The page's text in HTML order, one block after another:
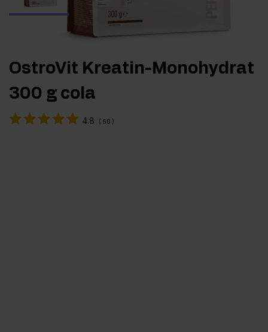
OstroVit Kreatin-Monohydrat
300 g cola
4.8 ( 68 )